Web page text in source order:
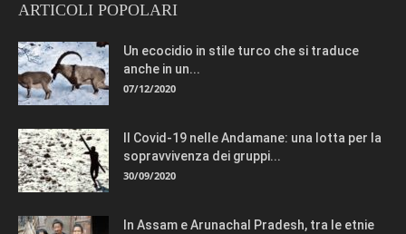
ARTICOLI POPOLARI
Un ecocidio in stile turco che si traduce
anche in un...
07/12/2020
Il Covid-19 nelle Andamane: una lotta per la
sopravvivenza dei gruppi...
30/09/2020
In Assam e Arunachal Pradesh, tra le etnie